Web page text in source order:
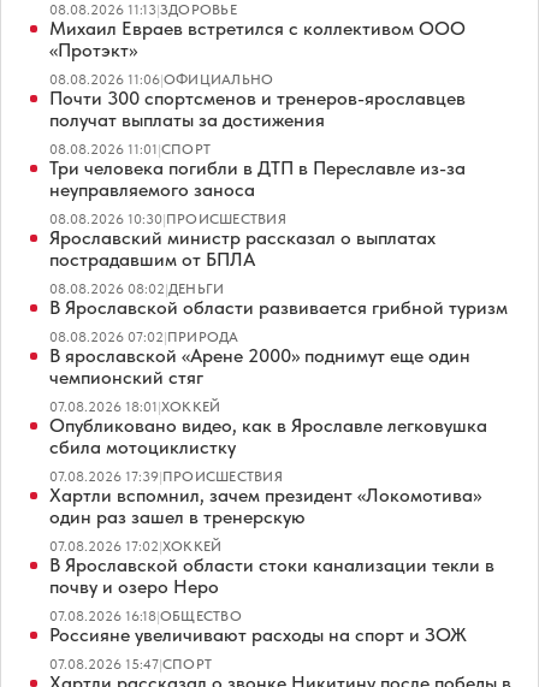
08.08.2026 11:13|ЗДОРОВЬЕ
Михаил Евраев встретился с коллективом ООО
«Протэкт»
08.08.2026 11:06|ОФИЦИАЛЬНО
Почти 300 спортсменов и тренеров-ярославцев
получат выплаты за достижения
08.08.2026 11:01|СПОРТ
Три человека погибли в ДТП в Переславле из-за
неуправляемого заноса
08.08.2026 10:30|ПРОИСШЕСТВИЯ
Ярославский министр рассказал о выплатах
пострадавшим от БПЛА
08.08.2026 08:02|ДЕНЬГИ
В Ярославской области развивается грибной туризм
08.08.2026 07:02|ПРИРОДА
В ярославской «Арене 2000» поднимут еще один
чемпионский стяг
07.08.2026 18:01|ХОККЕЙ
Опубликовано видео, как в Ярославле легковушка
сбила мотоциклистку
07.08.2026 17:39|ПРОИСШЕСТВИЯ
Хартли вспомнил, зачем президент «Локомотива»
один раз зашел в тренерскую
07.08.2026 17:02|ХОККЕЙ
В Ярославской области стоки канализации текли в
почву и озеро Неро
07.08.2026 16:18|ОБЩЕСТВО
Россияне увеличивают расходы на спорт и ЗОЖ
07.08.2026 15:47|СПОРТ